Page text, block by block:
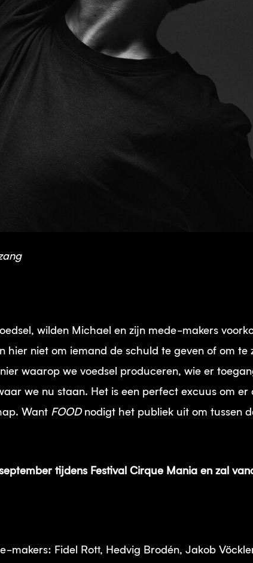
wilden Michael en zijn mede-makers
hier niet om iemand de schuld te geven of om
waarop we voedsel produceren, wie er
we nu staan. Het is een perfect excuus om er
Want FOODnodigt het publiek uit om tussen
tijdens Festival Cirque Mania en zal
makers: Fidel Rott, Hedvig Brodén, Jakob